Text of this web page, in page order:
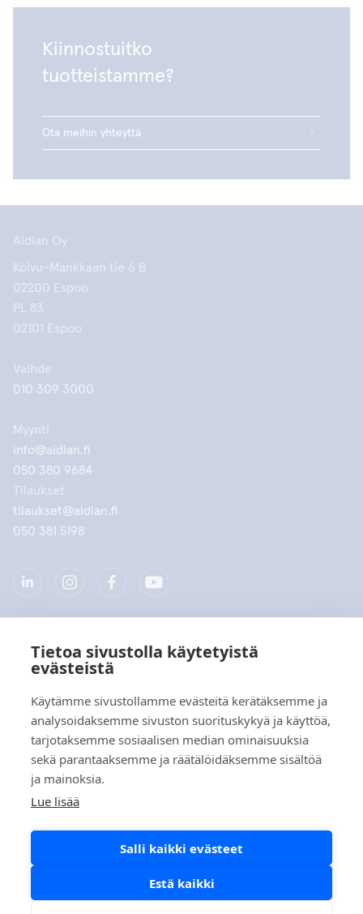
Tietoa sivustolla käytetyistä
evästeistä
Käytämme sivustollamme evästeitä kerätäksemme ja
analysoidaksemme sivuston suorituskykyä ja käyttöä,
tarjotaksemme sosiaalisen median ominaisuuksia
sekä parantaaksemme ja räätälöidäksemme sisältöä
ja mainoksia.
Lue lisää
Salli kaikki evästeet
Estä kaikki
Kiinnostuitko
tuotteistamme?
Ota meihin yhteyttä
Aidian Oy
Koivu-Mankkaan tie 6 B
02200 Espoo
PL 83
02101 Espoo
Vaihde
010 309 3000
Myynti
info@aidian.fi
050 380 9684
Tilaukset
tilaukset@aidian.fi
050 381 5198
Yritys
Pikalinkit
Tietosuoja